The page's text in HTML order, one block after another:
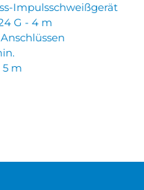
Impulsschweißgerät
G - 4 m
5 m